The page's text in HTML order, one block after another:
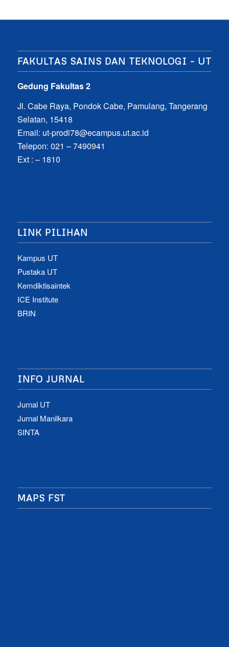
FAKULTAS SAINS DAN TEKNOLOGI – UT
Gedung Fakultas 2
Jl. Cabe Raya, Pondok Cabe, Pamulang, Tangerang
Selatan, 15418
Email: ut-prodi78@ecampus.ut.ac.id
Telepon: 021 – 7490941
Ext : – 1810
LINK PILIHAN
Kampus UT
Pustaka UT
Kemdiktisaintek
ICE Institute
BRIN
INFO JURNAL
Jurnal UT
Jurnal Manilkara
SINTA
MAPS FST